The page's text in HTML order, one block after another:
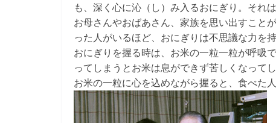
も、深く心に沁（し）み入るおにぎり。それ
お母さんやおばあさん、家族を思い出すこと
った人がいるほど、おにぎりは不思議な力を持
おにぎりを握る時は、お米の一粒一粒が呼吸
ってしまうとお米は息ができず苦しくなって
お米の一粒に心を込めながら握ると、食べた人